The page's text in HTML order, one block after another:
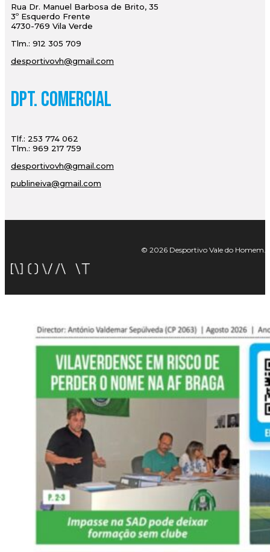
Rua Dr. Manuel Barbosa de Brito, 35
3º Esquerdo Frente
4730-769 Vila Verde
Tlm.: 912 305 709
desportivovh@gmail.com
Dpt. Comercial
Tlf.: 253 774 062
Tlm.: 969 217 759
desportivovh@gmail.com
publineiva@gmail.com
© 2026 Desportivo Vale do Homem.